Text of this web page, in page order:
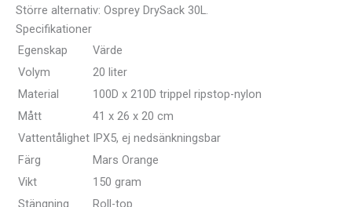
Större alternativ: Osprey DrySack 30L.
Specifikationer
Egenskap
Värde
Volym
20 liter
Material
100D x 210D trippel ripstop-nylon
Mått
41 x 26 x 20 cm
Vattentålighet IPX5, ej nedsänkningsbar
Färg
Mars Orange
Vikt
150 gram